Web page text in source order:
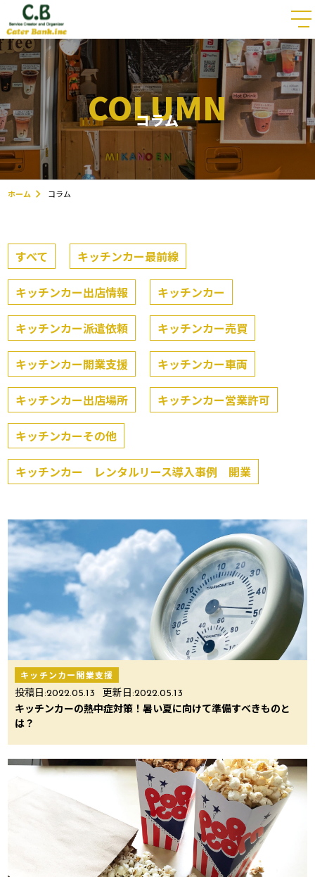
COLUMN
コラム
ホーム コラム
すべて キッチンカー最前線
キッチンカー出店情報 キッチンカー
キッチンカー派遣依頼 キッチンカー売買
キッチンカー開業支援 キッチンカー車両
キッチンカー出店場所 キッチンカー営業許可
キッチンカーその他
キッチンカー レンタルリース導入事例 開業
キッチンカー開業支援
投稿日:2022.05.13 更新日:2022.05.13
キッチンカーの熱中症対策！暑い夏に向けて準備すべきものと
は？